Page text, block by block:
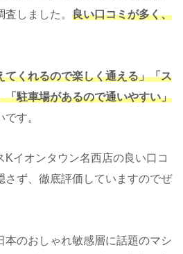
しました。 良い口コミが多く、
てくれるので楽しく通える」「ス
「駐車場があるので通いやすい」
す。
Kイオンタウン名西店の良い口コ
さず、徹底評価していますのでぜ
本のおしゃれ敏感層に話題のマシ